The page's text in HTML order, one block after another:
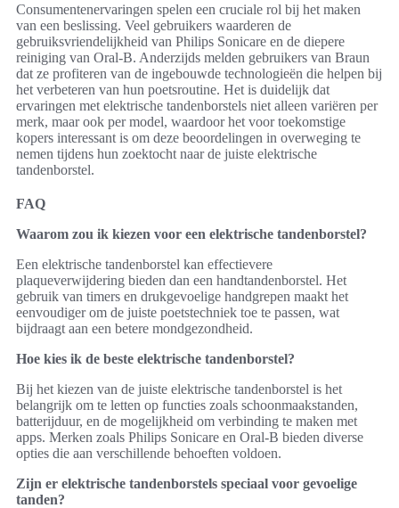
Consumentenervaringen spelen een cruciale rol bij het maken
van een beslissing. Veel gebruikers waarderen de
gebruiksvriendelijkheid van Philips Sonicare en de diepere
reiniging van Oral-B. Anderzijds melden gebruikers van Braun
dat ze profiteren van de ingebouwde technologieën die helpen bij
het verbeteren van hun poetsroutine. Het is duidelijk dat
ervaringen met elektrische tandenborstels niet alleen variëren per
merk, maar ook per model, waardoor het voor toekomstige
kopers interessant is om deze beoordelingen in overweging te
nemen tijdens hun zoektocht naar de juiste elektrische
tandenborstel.
FAQ
Waarom zou ik kiezen voor een elektrische tandenborstel?
Een elektrische tandenborstel kan effectievere
plaqueverwijdering bieden dan een handtandenborstel. Het
gebruik van timers en drukgevoelige handgrepen maakt het
eenvoudiger om de juiste poetstechniek toe te passen, wat
bijdraagt aan een betere mondgezondheid.
Hoe kies ik de beste elektrische tandenborstel?
Bij het kiezen van de juiste elektrische tandenborstel is het
belangrijk om te letten op functies zoals schoonmaakstanden,
batterijduur, en de mogelijkheid om verbinding te maken met
apps. Merken zoals Philips Sonicare en Oral-B bieden diverse
opties die aan verschillende behoeften voldoen.
Zijn er elektrische tandenborstels speciaal voor gevoelige
tanden?